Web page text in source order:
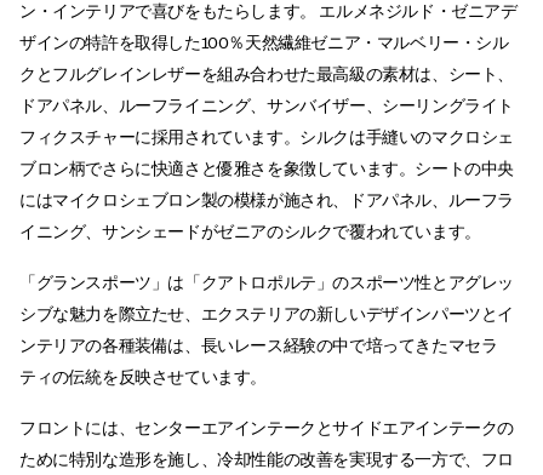
ン・インテリアで喜びをもたらします。 エルメネジルド・ゼニアデ
ザインの特許を取得した100％天然繊維ゼニア・マルベリー・シル
クとフルグレインレザーを組み合わせた最高級の素材は、シート、
ドアパネル、ルーフライニング、サンバイザー、シーリングライト
フィクスチャーに採用されています。シルクは手縫いのマクロシェ
ブロン柄でさらに快適さと優雅さを象徴しています。シートの中央
にはマイクロシェブロン製の模様が施され、ドアパネル、ルーフラ
イニング、サンシェードがゼニアのシルクで覆われています。
「グランスポーツ」は「クアトロポルテ」のスポーツ性とアグレッ
シブな魅力を際立たせ、エクステリアの新しいデザインパーツとイ
ンテリアの各種装備は、長いレース経験の中で培ってきたマセラ
ティの伝統を反映させています。
フロントには、センターエアインテークとサイドエアインテークの
ために特別な造形を施し、冷却性能の改善を実現する一方で、フロ